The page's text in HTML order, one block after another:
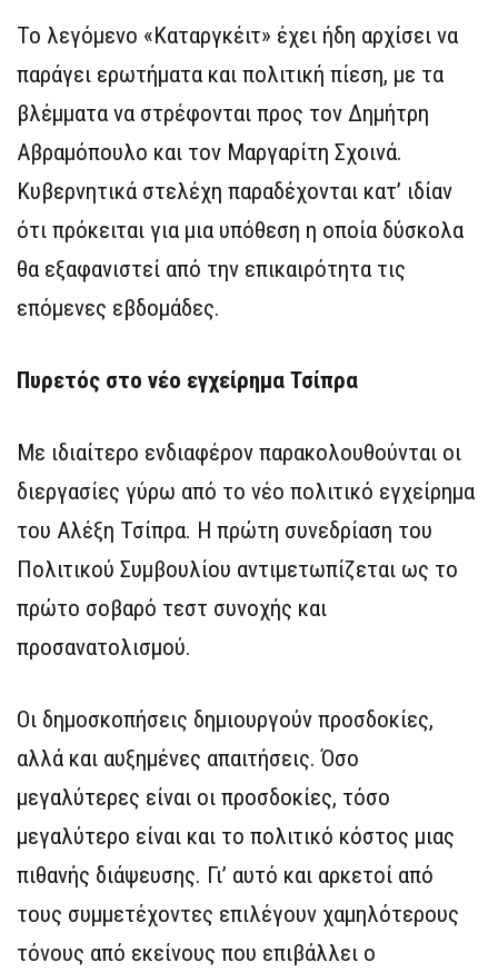
Το λεγόμενο «Καταργκέιτ» έχει ήδη αρχίσει να
παράγει ερωτήματα και πολιτική πίεση, με τα
βλέμματα να στρέφονται προς τον Δημήτρη
Αβραμόπουλο και τον Μαργαρίτη Σχοινά.
Κυβερνητικά στελέχη παραδέχονται κατ’ ιδίαν
ότι πρόκειται για μια υπόθεση η οποία δύσκολα
θα εξαφανιστεί από την επικαιρότητα τις
επόμενες εβδομάδες.
Πυρετός στο νέο εγχείρημα Τσίπρα
Με ιδιαίτερο ενδιαφέρον παρακολουθούνται οι
διεργασίες γύρω από το νέο πολιτικό εγχείρημα
του Αλέξη Τσίπρα. Η πρώτη συνεδρίαση του
Πολιτικού Συμβουλίου αντιμετωπίζεται ως το
πρώτο σοβαρό τεστ συνοχής και
προσανατολισμού.
Οι δημοσκοπήσεις δημιουργούν προσδοκίες,
αλλά και αυξημένες απαιτήσεις. Όσο
μεγαλύτερες είναι οι προσδοκίες, τόσο
μεγαλύτερο είναι και το πολιτικό κόστος μιας
πιθανής διάψευσης. Γι’ αυτό και αρκετοί από
τους συμμετέχοντες επιλέγουν χαμηλότερους
τόνους από εκείνους που επιβάλλει ο